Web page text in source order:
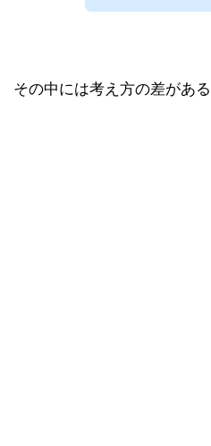
その中には考え方の差がある